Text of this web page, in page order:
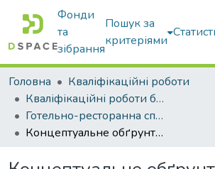
Фонди
та
зібрання
Пошук за
критеріями
Головна
Кваліфікаційні роботи
Кваліфікаційні роботи бакалаврів
Готельно-ресторанна справа
Концептуальне обґрунтування бази відпочинку на 50 номерів